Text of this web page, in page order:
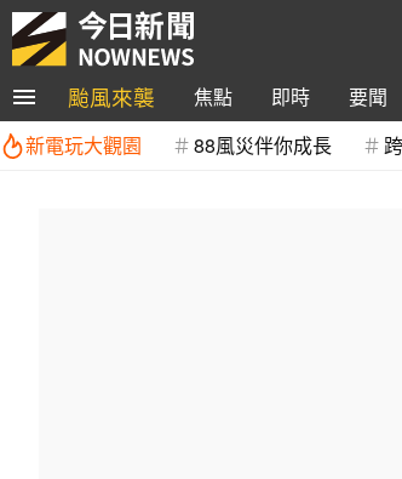
颱風來襲 焦點 即時 要聞
新電玩大觀園
88風災伴你成長